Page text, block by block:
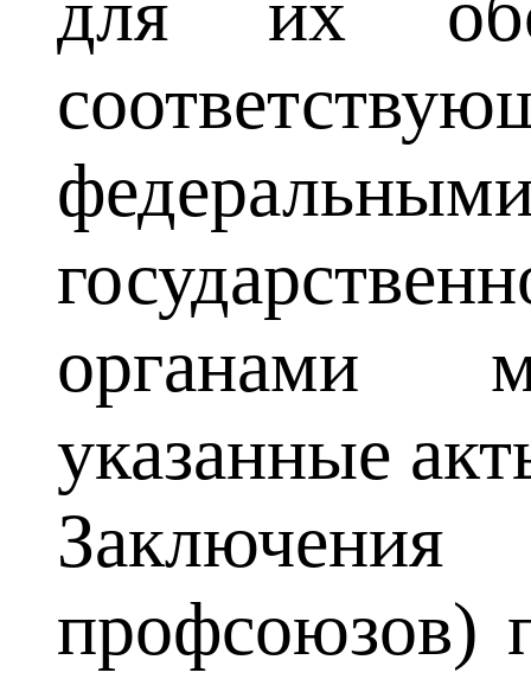
органами
указанные
Заключения
профсоюзов)